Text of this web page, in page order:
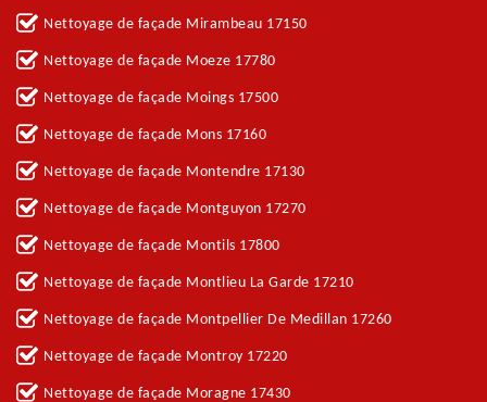
Nettoyage de façade Mirambeau 17150
Nettoyage de façade Moeze 17780
Nettoyage de façade Moings 17500
Nettoyage de façade Mons 17160
Nettoyage de façade Montendre 17130
Nettoyage de façade Montguyon 17270
Nettoyage de façade Montils 17800
Nettoyage de façade Montlieu La Garde 17210
Nettoyage de façade Montpellier De Medillan 17260
Nettoyage de façade Montroy 17220
Nettoyage de façade Moragne 17430